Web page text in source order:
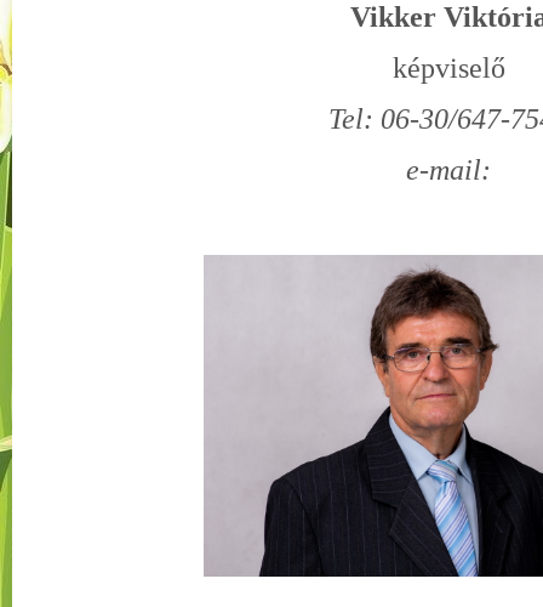
Vikker
képviselő
Tel: 06-30/647-
e-mail: